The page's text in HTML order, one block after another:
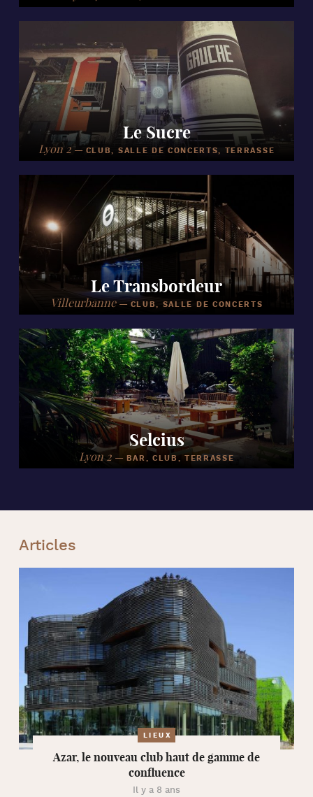
Le Sucre
Lyon 2— CLUB, SALLE DE CONCERTS, TERRASSE
Le Transbordeur
Villeurbanne— CLUB, SALLE DE CONCERTS
Selcius
Lyon 2— BAR, CLUB, TERRASSE
Articles
LIEUX
Azar, le nouveau club haut de gamme de
confluence
Il y a 8 ans